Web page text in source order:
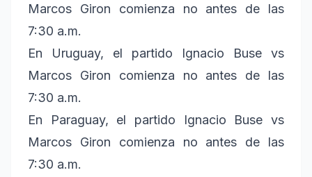
Marcos Giron comienza no antes de las
7:30 a.m.
En Uruguay, el partido Ignacio Buse vs
Marcos Giron comienza no antes de las
7:30 a.m.
En Paraguay, el partido Ignacio Buse vs
Marcos Giron comienza no antes de las
7:30 a.m.